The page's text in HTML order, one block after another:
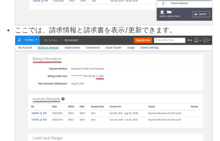
ここでは、請求情報と請求書を表示/更新できます。